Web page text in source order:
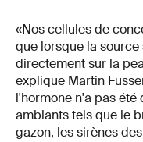
«Nos cellules de
que lorsque la
directement sur la
explique Martin
l'hormone n'a pas
ambiants tels que le
gazon, les sirènes